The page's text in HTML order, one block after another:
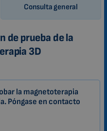
Consulta general
de prueba de la
3D